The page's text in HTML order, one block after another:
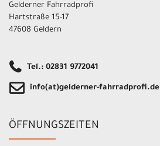
Gelderner Fahrradprofi
Hartstraße 15-17
47608 Geldern
Tel.: 02831 9772041
info(at)gelderner-fahrradprofi.de
ÖFFNUNGSZEITEN